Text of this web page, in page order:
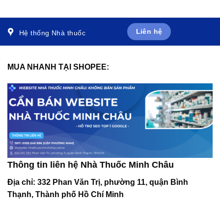
Hệ thống Nhà thuốc Liên hệ
MUA NHANH TẠI SHOPEE:
Thông tin liên hệ Nhà Thuốc Minh Châu
Địa chỉ: 332 Phan Văn Trị, phường 11, quận Bình
Thạnh, Thành phố Hồ Chí Minh